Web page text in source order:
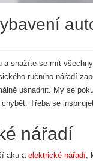
a snažíte se mít
ručního nářadí
usnadnit. My se
Třeba se
nářadí
aku a elektrické nářadí,